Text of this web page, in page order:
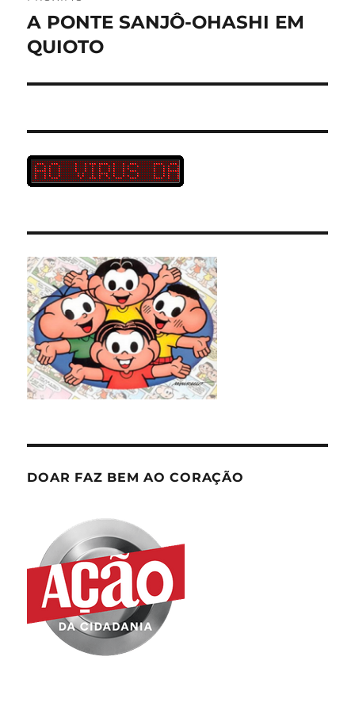
Próximo
post:
A PONTE SANJÔ-OHASHI EM
QUIOTO
DOAR FAZ BEM AO CORAÇÃO